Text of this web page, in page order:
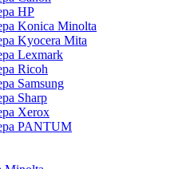
HP
Konica Minolta
Kyocera Mita
Lexmark
Ricoh
Samsung
Sharp
Xerox
PANTUM